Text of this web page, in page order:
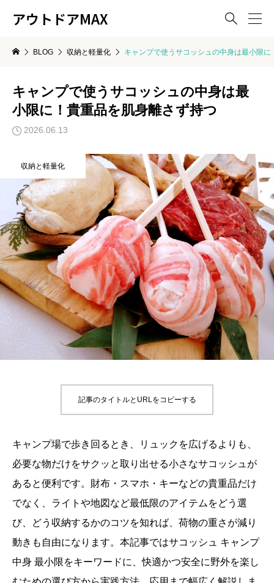
アウトドアMAX 
BLOG 収納と軽量化 キャンプで使うサコッシュの中身は最小限
キャンプで使うサコッシュの中身は最
小限に！貴重品を肌身離さず持つ
2026.06.13
収納と軽量化
記事のタイトルとURLをコピーする
キャンプ場で歩き回るとき、リュックを広げるよりも、
必要な物だけをサクッと取り出せる小さなサコッシュが
あると便利です。財布・スマホ・キーなどの貴重品だけ
でなく、ライトや地図など最低限のアイテムをどう選
び、どう収納するかのコツを知れば、荷物の重さが減り
動きも自由になります。本記事ではサコッシュ キャンプ
中身 最小限をキーワードに、快適かつ安全に野外を楽し